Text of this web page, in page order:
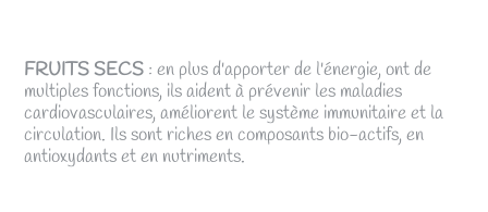
FRUITS SECS : en plus d'apporter de l'énergie, ont de
multiples fonctions, ils aident à prévenir les maladies
cardiovasculaires, améliorent le système immunitaire et la
circulation. Ils sont riches en composants bio-actifs, en
antioxydants et en nutriments.